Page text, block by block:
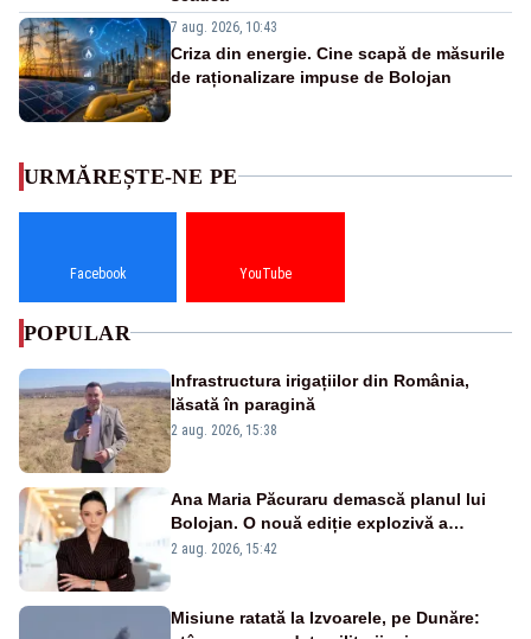
7 aug. 2026, 10:43
Criza din energie. Cine scapă de măsurile
de raționalizare impuse de Bolojan
URMĂREȘTE-NE PE
Facebook YouTube
POPULAR
Infrastructura irigațiilor din România,
lăsată în paragină
2 aug. 2026, 15:38
Ana Maria Păcuraru demască planul lui
Bolojan. O nouă ediție explozivă a
emisiunii „Miza Zilei” la Realitatea PLUS
2 aug. 2026, 15:42
Misiune ratată la Izvoarele, pe Dunăre: